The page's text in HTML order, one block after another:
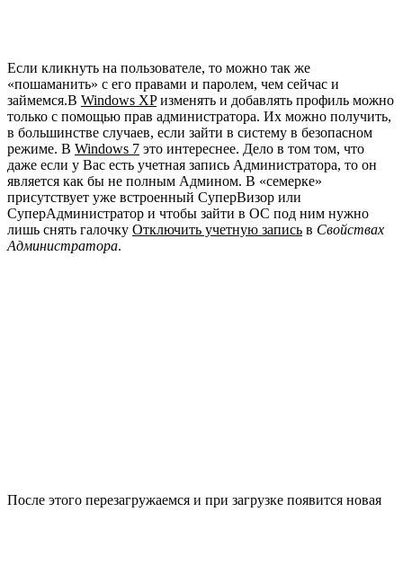
Если кликнуть на пользователе, то можно так же
«пошаманить» с его правами и паролем, чем сейчас и
займемся.В Windows XPизменять и добавлять профиль можно
только с помощью прав администратора. Их можно получить,
в большинстве случаев, если зайти в систему в безопасном
режиме. В Windows 7 это интереснее. Дело в том том, что
даже если у Вас есть учетная запись Администратора, то он
является как бы не полным Админом. В «семерке»
присутствует уже встроенный СуперВизор или
СуперАдминистратор и чтобы зайти в ОС под ним нужно
лишь снять галочку Отключить учетную запись в Свойствах
Администратора.
После этого перезагружаемся и при загрузке появится новая